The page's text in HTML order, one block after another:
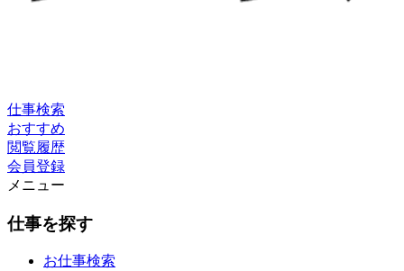
仕事検索
おすすめ
閲覧履歴
会員登録
メニュー
仕事を探す
お仕事検索